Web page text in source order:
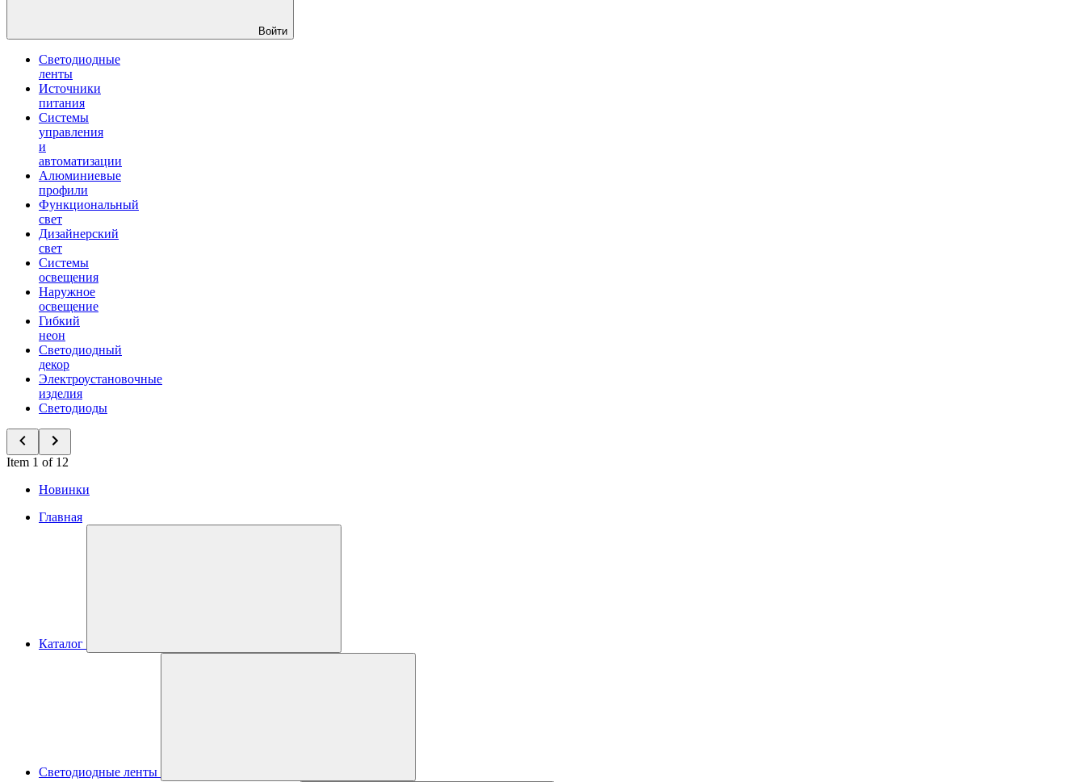
Войти
Светодиодные
ленты
Источники
питания
Системы
управления
и
автоматизации
Алюминиевые
профили
Функциональный
свет
Дизайнерский
свет
Системы
освещения
Наружное
освещение
Гибкий
неон
Светодиодный
декор
Электроустановочные
изделия
Светодиоды
Item 1 of 12
Новинки
Главная
Каталог
Светодиодные ленты